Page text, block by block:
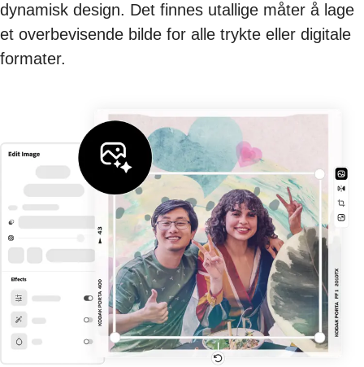
dynamisk design. Det finnes utallige måter å lage
et overbevisende bilde for alle trykte eller digitale
formater.